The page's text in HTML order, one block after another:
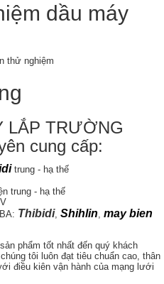
dầu máy
LẮP TRƯỜNG
cung cấp:
trung - hạ thế
trung - hạ thế
Thibidi, Shihlin, may bien
phẩm tốt nhất đến quý khách
tôi luôn đạt tiêu chuẩn cao, thân
điều kiên vận hành của mạng lưới